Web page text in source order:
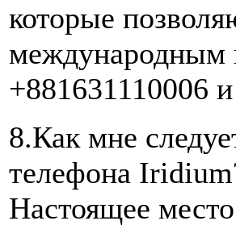
которые
международным
+881631110006
8.Как мне
телефона
Настоящее